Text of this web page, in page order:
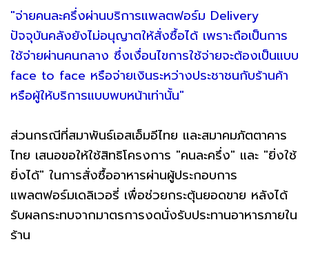
"จ่ายคนละครึ่งผ่านบริการแพลตฟอร์ม Delivery
ปัจจุบันคลังยังไม่อนุญาตให้สั่งซื้อได้ เพราะถือเป็นการ
ใช้จ่ายผ่านคนกลาง ซึ่งเงื่อนไขการใช้จ่ายจะต้องเป็นแบบ
face to face หรือจ่ายเงินระหว่างประชาชนกับร้านค้า
หรือผู้ให้บริการแบบพบหน้าเท่านั้น"
ส่วนกรณีที่สมาพันธ์เอสเอ็มอีไทย และสมาคมภัตตาคาร
ไทย เสนอขอให้ใช้สิทธิโครงการ "คนละครึ่ง" และ "ยิ่งใช้
ยิ่งได้" ในการสั่งซื้ออาหารผ่านผู้ประกอบการ
แพลตฟอร์มเดลิเวอรี่ เพื่อช่วยกระตุ้นยอดขาย หลังได้
รับผลกระทบจากมาตรการงดนั่งรับประทานอาหารภายใน
ร้าน